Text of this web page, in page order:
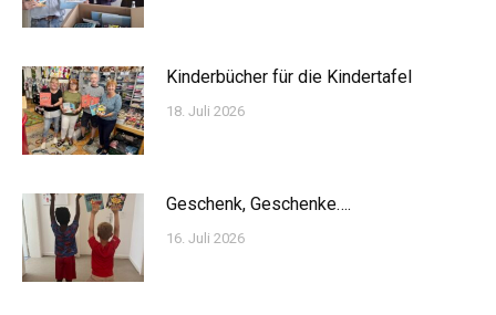
Kinderbücher für die Kindertafel
18. Juli 2026
Geschenk, Geschenke….
16. Juli 2026